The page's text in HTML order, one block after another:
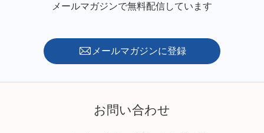
メールマガジンで無料配信しています
メールマガジンに登録
お問い合わせ